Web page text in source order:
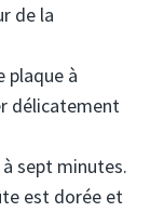
de la
plaque à
délicatement
sept minutes.
est dorée et